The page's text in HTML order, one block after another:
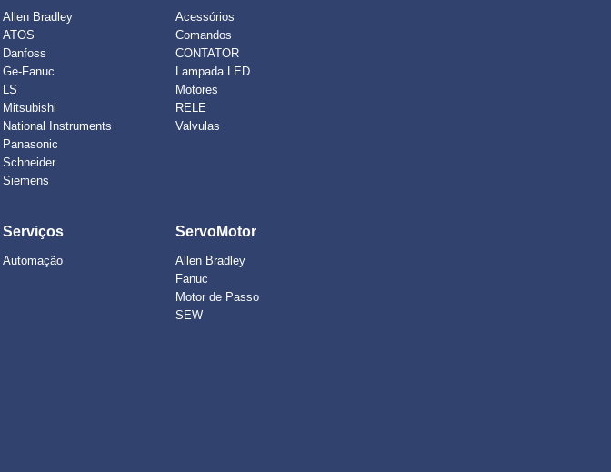
Allen Bradley
ATOS
Danfoss
Ge-Fanuc
LS
Mitsubishi
National Instruments
Panasonic
Schneider
Siemens
Acessórios
Comandos
CONTATOR
Lampada LED
Motores
RELE
Valvulas
Serviços
Automação
ServoMotor
Allen Bradley
Fanuc
Motor de Passo
SEW